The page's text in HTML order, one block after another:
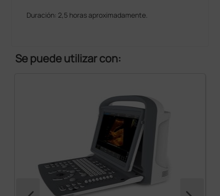
Duración: 2,5 horas aproximadamente.
Se puede utilizar con: